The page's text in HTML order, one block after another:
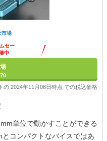
市場
セー
中
の 2024年11月08日時点 での税込価格
単位で動かすことができる
コンパクトなバイスではあ